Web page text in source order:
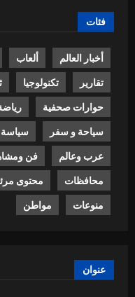
فئات
أخبار العالم ألعاب
تقارير تكنولوجيا
حوارات صحفية
سياحة و سفر سياسة
عرب وعالم فن
محافظات محتوى
منوعات مواطن
عنوان